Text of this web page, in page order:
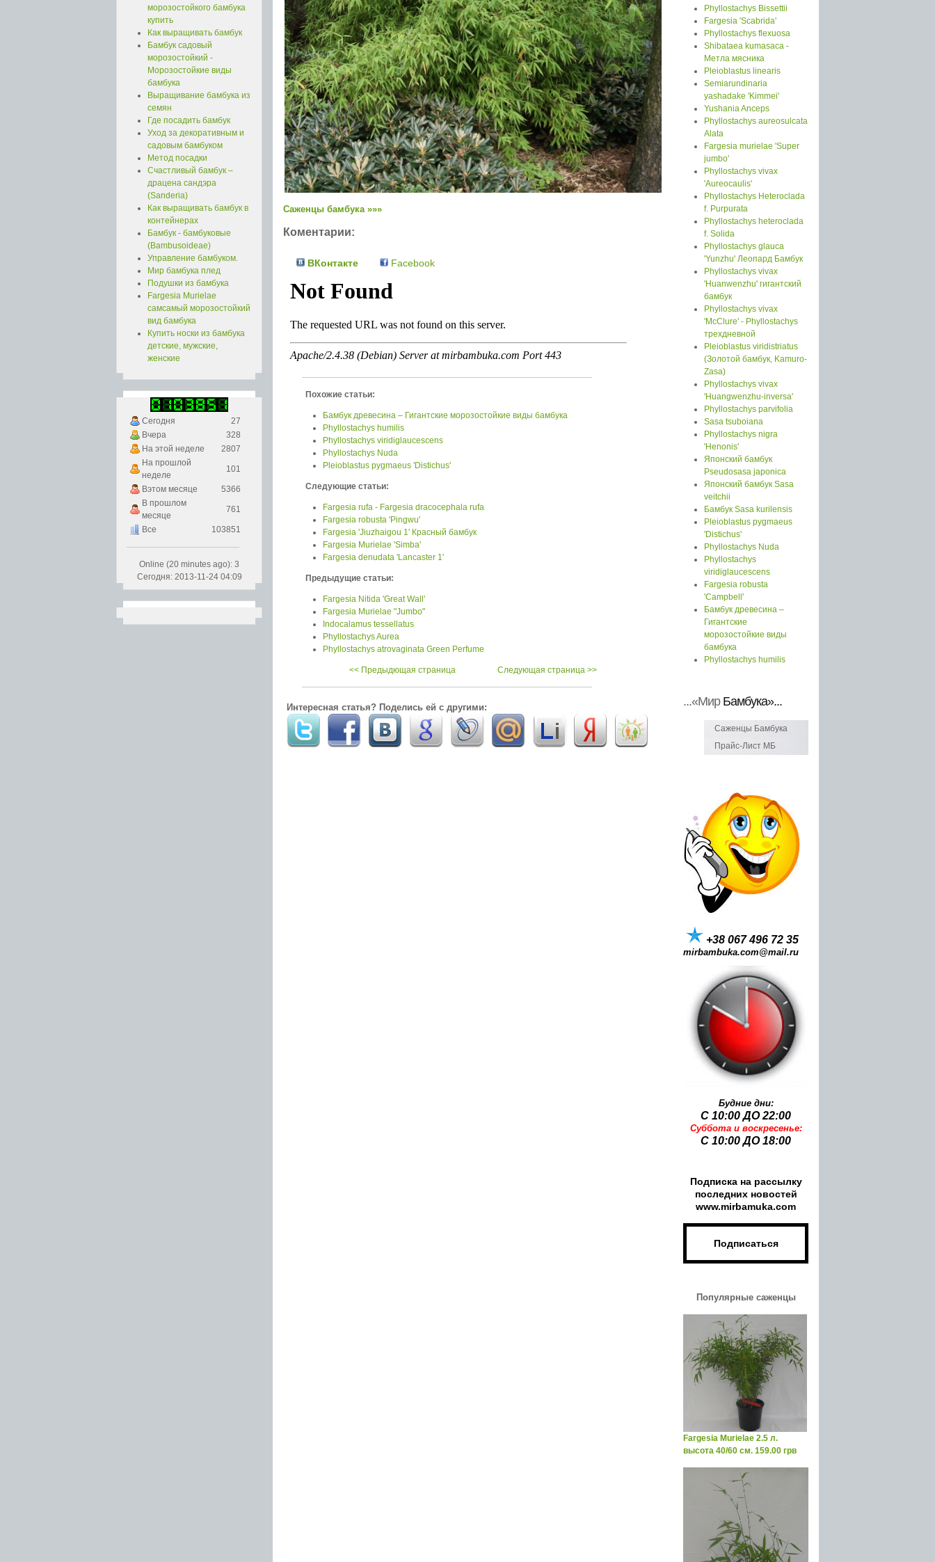
морозостойкого бамбука
купить
Как выращивать бамбук
Бамбук садовый
морозостойкий -
Морозостойкие виды
бамбука
Выращивание бамбука из
семян
Где посадить бамбук
Уход за декоративным и
садовым бамбуком
Метод посадки
Счастливый бамбук –
драцена сандэра
(Sanderia)
Как выращивать бамбук в
контейнерах
Бамбук - бамбуковые
(Bambusoideae)
Управление бамбуком.
Мир бамбука плед
Подушки из бамбука
Fargesia Murielae
самсамый морозостойкий
вид бамбука
Купить носки из бамбука
детские, мужские,
женские
Сегодня
27
Вчера
328
На этой неделе
2807
На прошлой
неделе
101
Вэтом месяце
5366
В прошлом
месяце
761
Все 103851
Online (20 minutes ago): 3
Сегодня: 2013-11-24 04:09
Phyllostachys Bissettii
Fargesia 'Scabrida'
Phyllostachys flexuosa
Shibataea kumasaca -
Метла мясника
Pleioblastus linearis
Semiarundinaria
yashadake 'Kimmei'
Yushania Anceps
Phyllostachys aureosulcata
Alata
Fargesia murielae 'Super
jumbo'
Phyllostachys vivax
'Aureocaulis'
Phyllostachys Heteroclada
f. Purpurata
Phyllostachys heteroclada
f. Solida
Phyllostachys glauca
'Yunzhu' Леопард Бамбук
Phyllostachys vivax
'Huanwenzhu' гигантский
бамбук
Phyllostachys vivax
'McClure' - Phyllostachys
трехдневной
Pleioblastus viridistriatus
(Золотой бамбук, Kamuro-
Zasa)
Phyllostachys vivax
'Huangwenzhu-inversa'
Phyllostachys parvifolia
Sasa tsuboiana
Phyllostachys nigra
'Henonis'
Японский бамбук
Pseudosasa japonica
Японский бамбук Sasa
veitchii
Бамбук Sasa kurilensis
Pleioblastus pygmaeus
'Distichus'
Phyllostachys Nuda
Phyllostachys
viridiglaucescens
Fargesia robusta
'Campbell'
Бамбук древесина –
Гигантские
морозостойкие виды
бамбука
Phyllostachys humilis
...«МирБамбука»...
Саженцы Бамбука
Прайс-Лист МБ
+38 067 496 72 35
mirbambuka.com@mail.ru
Будние дни:
С 10:00 ДО 22:00
Суббота и воскресенье:
С 10:00 ДО 18:00
Подписка на рассылку
последних новостей
www.mirbamuka.com
Подписаться
Имя:
Email:
Популярные саженцы
Fargesia Murielae 2.5 л.
высота 40/60 см. 159.00 грв
Саженцы бамбука »»»
Коментарии:
ВКонтакте Facebook
Похожие статьи:
Бамбук древесина – Гигантские морозостойкие виды бамбука
Phyllostachys humilis
Phyllostachys viridiglaucescens
Phyllostachys Nuda
Pleioblastus pygmaeus 'Distichus'
Следующие статьи:
Fargesia rufa - Fargesia dracocephala rufa
Fargesia robusta 'Pingwu'
Fargesia 'Jiuzhaigou 1' Красный бамбук
Fargesia Murielae 'Simba'
Fargesia denudata 'Lancaster 1'
Предыдущие статьи:
Fargesia Nitida 'Great Wall'
Fargesia Murielae "Jumbo"
Indocalamus tessellatus
Phyllostachys Aurea
Phyllostachys atrovaginata Green Perfume
<< Предыдющая страница Следующая страница >>
Интересная статья? Поделись ей с другими: